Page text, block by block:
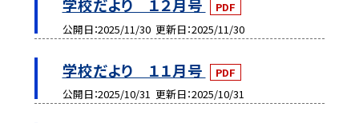
学校だより １２月号
PDF
公開日 2025/11/30 更新日 2025/11/30
学校だより １１月号
PDF
公開日 2025/10/31 更新日 2025/10/31